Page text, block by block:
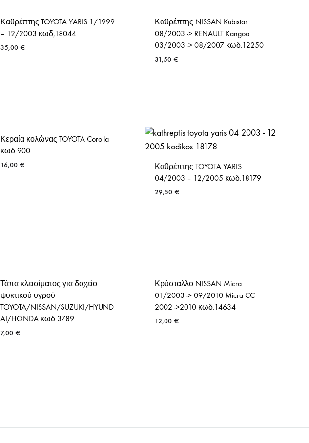
Καθρέπτης TOYOTA YARIS 1/1999
– 12/2003 κωδ,18044
35,00 €
Καθρέπτης NISSAN Kubistar
08/2003 -> RENAULT Kangoo
03/2003 -> 08/2007 κωδ.12250
31,50 €
Κεραία κολώνας TOYOTA Corolla
κωδ.900
16,00 €
Καθρέπτης TOYOTA YARIS
04/2003 – 12/2005 κωδ.18179
29,50 €
Τάπα κλεισίματος για δοχείο
ψυκτικού υγρού
TOYOTA/NISSAN/SUZUKI/HYUND
AI/HONDA κωδ.3789
7,00 €
Κρύσταλλο NISSAN Micra
01/2003 -> 09/2010 Micra CC
2002 ->2010 κωδ.14634
12,00 €